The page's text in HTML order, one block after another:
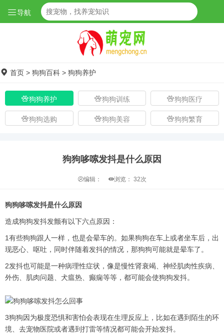
导航
首页 > 狗狗百科 > 狗狗养护
狗狗养护 狗狗训练 狗狗医疗
狗狗选购 狗狗美容 狗狗繁育
狗狗哆嗦发抖是什么原因
编辑： 浏览： 32次
狗狗哆嗦发抖是什么原因
造成狗狗发抖发颤有以下六点原因：
1有些狗狗跟人一样，也是会晕车的。如果狗狗在车上或者坐车后，出
现恶心、呕吐，同时伴随着发抖的情况，那狗狗可能就是晕车了。
2发抖也可能是一种病理性症状，像是慢性肾衰竭、神经肌肉性疾病、
外伤、肌肉问题、犬瘟热、癫痫等等，都可能会使狗狗发抖。
3狗狗因为极度恐惧和害怕会表现在生理反应上，比如在遇到陌生的环
境、去宠物医院或者遇到打雷等情况都可能会开始发抖。